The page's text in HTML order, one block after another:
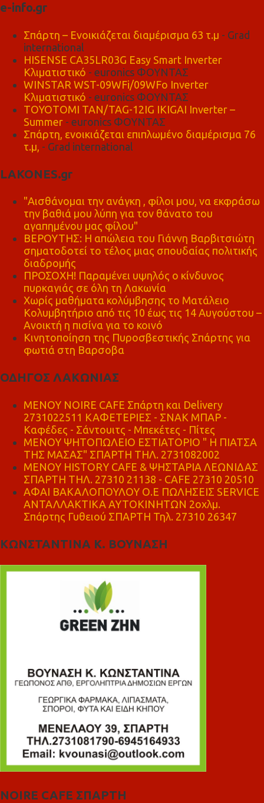
e-info.gr
Σπάρτη – Ενοικιάζεται διαμέρισμα 63 τ.μ - Grad
international
HISENSE CA35LR03G Easy Smart Inverter
Κλιματιστικό - euronics ΦΟΥΝΤΑΣ
WINSTAR WST-09WFi/09WFo Inverter
Κλιματιστικό - euronics ΦΟΥΝΤΑΣ
TOYOTOMI TAN/TAG-12IG IKIGAI Inverter –
Summer - euronics ΦΟΥΝΤΑΣ
Σπάρτη, ενοικιάζεται επιπλωμένο διαμέρισμα 76
τ.μ, - Grad international
LAKONES.gr
"Αισθάνομαι την ανάγκη , φίλοι μου, να εκφράσω
την βαθιά μου λύπη για τον θάνατο του
αγαπημένου μας φίλου"
ΒΕΡΟΥΤΗΣ: Η απώλεια του Γιάννη Βαρβιτσιώτη
σηματοδοτεί το τέλος μιας σπουδαίας πολιτικής
διαδρομής
ΠΡΟΣΟΧΗ! Παραμένει υψηλός ο κίνδυνος
πυρκαγιάς σε όλη τη Λακωνία
Χωρίς μαθήματα κολύμβησης το Ματάλειο
Κολυμβητήριο από τις 10 έως τις 14 Αυγούστου –
Ανοικτή η πισίνα για το κοινό
Κινητοποίηση της Πυροσβεστικής Σπάρτης για
φωτιά στη Βαρσοβα
ΟΔΗΓΟΣ ΛΑΚΩΝΙΑΣ
MENOY NOIRE CAFE Σπάρτη και Delivery
2731022511 ΚΑΦΕΤΕΡΙΕΣ - ΣΝΑΚ ΜΠΑΡ -
Καφέδες - Σάντουιτς - Μπεκέτες - Πίτες
ΜΕΝΟΥ ΨΗΤΟΠΩΛΕΙΟ ΕΣΤΙΑΤΟΡΙΟ " Η ΠΙΑΤΣΑ
ΤΗΣ ΜΑΣΑΣ" ΣΠΑΡΤΗ ΤΗΛ. 2731082002
ΜΕΝΟΥ HISTORY CAFE & ΨΗΣΤΑΡΙΑ ΛΕΩΝΙΔΑΣ
ΣΠΑΡΤΗ ΤΗΛ. 27310 21138 - CAFE 27310 20510
ΑΦΑΙ ΒΑΚΑΛΟΠΟΥΛΟΥ Ο.Ε ΠΩΛΗΣΕΙΣ SERVICE
ΑΝΤΑΛΛΑΚΤΙΚΑ ΑΥΤΟΚΙΝΗΤΩΝ 2οχλμ.
Σπάρτης Γυθειού ΣΠΑΡΤΗ Τηλ. 27310 26347
ΚΩΝΣΤΑΝΤΙΝΑ Κ. ΒΟΥΝΑΣΗ
NOIRE CAFE ΣΠΑΡΤΗ